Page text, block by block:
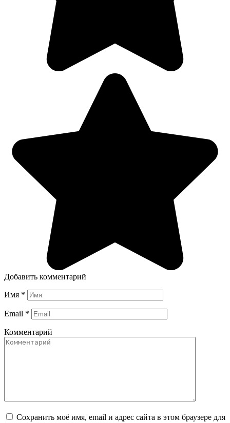
Добавить комментарий
Имя *
Email *
Комментарий
Сохранить моё имя, email и адрес сайта в этом браузере для